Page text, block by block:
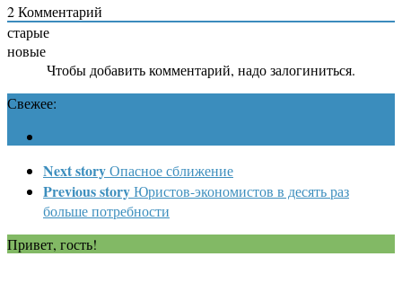
2Комментарий
старые
новые
Чтобы добавить комментарий, надо залогиниться.
Свежее:
Next storyОпасное сближение
Previous storyЮристов-экономистов в десять раз
больше потребности
Привет, гость!